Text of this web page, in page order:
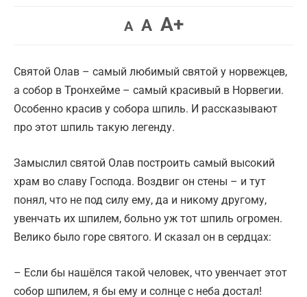
AУменьшить
AВернуть
A+Увеличить
Cвятой Олав – самый любимый святой у норвежцев,
а собор в Тронхейме – самый красивый в Норвегии.
Особенно красив у собора шпиль. И рассказывают
про этот шпиль такую легенду.
Замыслил святой Олав построить самый высокий
храм во славу Господа. Воздвиг он стены – и тут
понял, что не под силу ему, да и никому другому,
увенчать их шпилем, больно уж тот шпиль огромен.
Велико было горе святого. И сказал он в сердцах:
– Если бы нашёлся такой человек, что увенчает этот
собор шпилем, я бы ему и солнце с неба достал!